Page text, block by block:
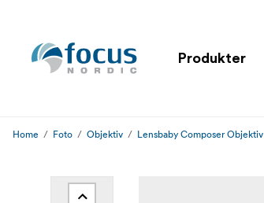
Produkter
Home Foto Objektiv Lensbaby Composer Objektiv